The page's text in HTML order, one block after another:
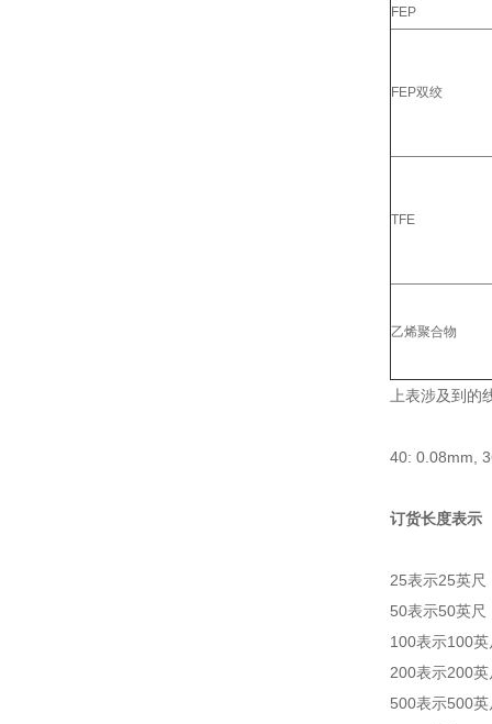
FEP
FEP双绞
TFE
乙烯聚合物
上表涉及到
40: 0.08mm,
订货长度表示
25表示25英尺
50表示50英尺
100表示100
200表示200
500表示500